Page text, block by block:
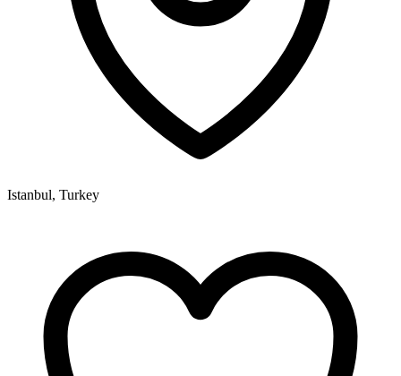
Istanbul, Turkey